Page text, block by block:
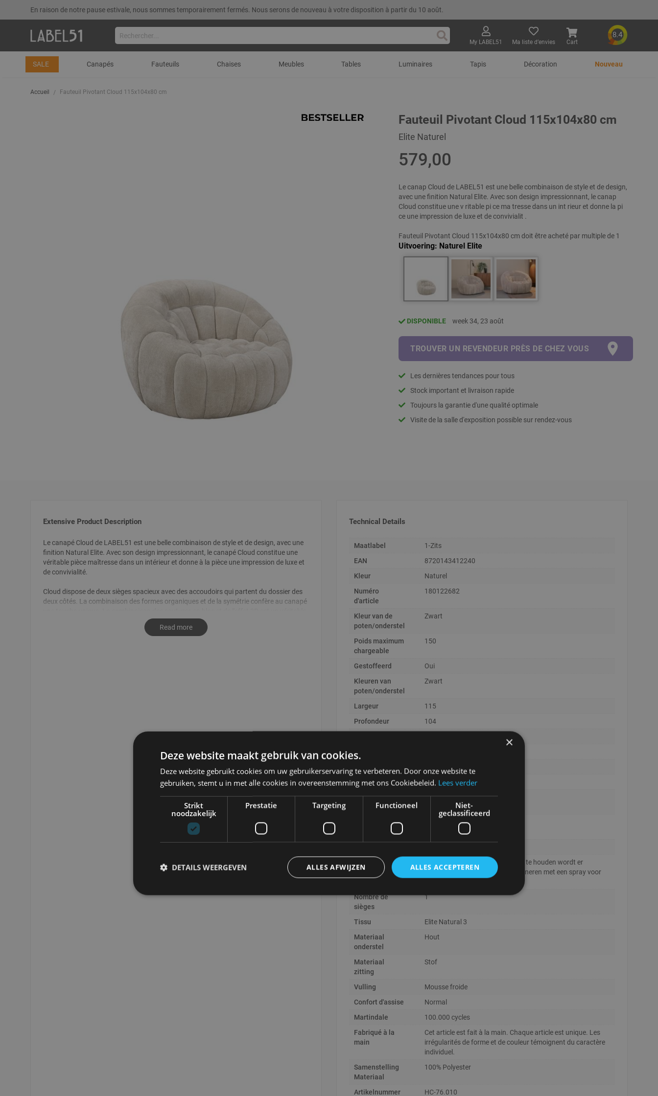
En raison de notre pause estivale, nous sommes temporairement fermés. Nous serons de nouveau à votre disposition à partir du 10 août.
RechercherMy LABEL51 Ma liste d’envies Cart
8.4
SALE Canapés Fauteuils Chaises Meubles Tables Luminaires Tapis Décoration Nouveau
gallery
Accueil Fauteuil Pivotant Cloud 115x104x80 cm
Fauteuil Pivotant Cloud 115x104x80 cm
Elite Naturel
579,00
Le canap Cloud de LABEL51 est une belle combinaison de style et de design,
avec une finition Natural Elite. Avec son design impressionnant, le canap
Cloud constitue une v ritable pi ce ma tresse dans un int rieur et donne la pi
ce une impression de luxe et de convivialit .
Fauteuil Pivotant Cloud 115x104x80 cm doit être acheté par multiple de 1
Uitvoering Naturel Elite
DISPONIBLE week 34, 23 août
TROUVER UN REVENDEUR PRÈS DE CHEZ VOUS
Les dernières tendances pour tous
Stock important et livraison rapide
Toujours la garantie d'une qualité optimale
Visite de la salle d'exposition possible sur rendez-vous
Extensive Product Description
Le canapé Cloud de LABEL51 est une belle combinaison de style et de design, avec une
finition Natural Elite. Avec son design impressionnant, le canapé Cloud constitue une
véritable pièce maîtresse dans un intérieur et donne à la pièce une impression de luxe et
de convivialité.
Cloud dispose de deux sièges spacieux avec des accoudoirs qui partent du dossier des
deux côtés. La combinaison des formes organiques et de la symétrie confère au canapé
enchantement. Tout cela, associé au tissu Elite, confère au canapé un aspect très chic.
Read more
Technical Details
Technical
Maatlabel
1-Zits
EAN
8720143412240
Kleur
Naturel
Numéro
d'article
180122682
Kleur van de
poten/onderstel
Zwart
Poids maximum
chargeable
150
Gestoffeerd
Oui
Kleuren van
poten/onderstel
Zwart
Largeur
115
Profondeur
104
Zelf monteren
Marque
LABEL51
Matériau
Chenille
Taille de
l'emballage
113x106x82
Conseils
d'entretien
Om de stof zo lang mogelijk mooi te houden wordt er
geadviseerd om de stof te impregneren met een spray voor
Nombre de
sièges
1
Tissu
Elite Natural 3
Materiaal
onderstel
Hout
Materiaal
zitting
Stof
Vulling
Mousse froide
Confort d'assise
Normal
Martindale
100.000 cycles
Fabriqué à la
main
Cet article est fait à la main. Chaque article est unique. Les
irrégularités de forme et de couleur témoignent du caractère
individuel.
Samenstelling
Materiaal
100% Polyester
Artikelnummer HC-76.010
×
Deze website maakt gebruik van cookies.
Deze website gebruikt cookies om uw gebruikerservaring te verbeteren. Door onze website te
gebruiken, stemt u in met alle cookies in overeenstemming met ons Cookiebeleid. Lees verder
Strikt
noodzakelijk
Prestatie Targeting Functioneel
Niet-
geclassificeerd
ALLES ACCEPTEREN
ALLES AFWIJZEN
DETAILS WEERGEVEN